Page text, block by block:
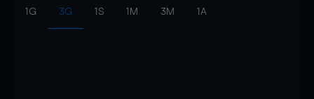
1G 3G 1S 1M 3M 1A